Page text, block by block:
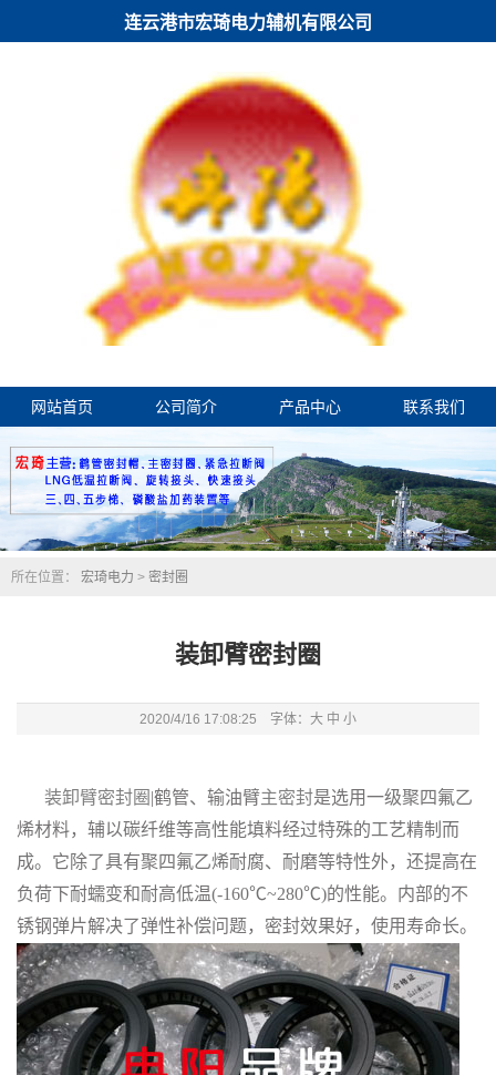
连云港市宏琦电力辅机有限公司
网站首页 公司简介 产品中心 联系我们
所在位置： 宏琦电力 > 密封圈
装卸臂密封圈
2020/4/16 17:08:25 字体： 大 中 小
装卸臂密封圈 |鹤管、输油臂主密封是选用一级聚四氟乙
烯材料，辅以碳纤维等高性能填料经过特殊的工艺精制而
成。它除了具有聚四氟乙烯耐腐、耐磨等特性外，还提高在
负荷下耐蠕变和耐高低温(-160℃~280℃)的性能。内部的不
锈钢弹片解决了弹性补偿问题，密封效果好，使用寿命长。